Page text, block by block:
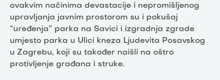
ovakvim načinima devastacije i nepromišljenog
upravljanja javnim prostorom su i pokušaj
“uređenja” parka na Savici i izgradnja zgrade
umjesto parka u Ulici kneza Ljudevita Posavskog
u Zagrebu, koji su također naišli na oštro
protivljenje građana i struke.